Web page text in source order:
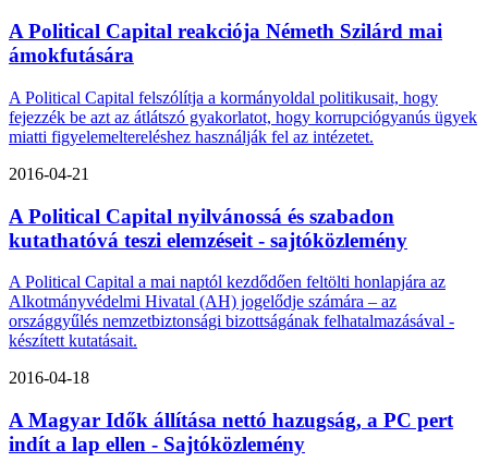
A Political Capital reakciója Németh Szilárd mai
ámokfutására
A Political Capital felszólítja a kormányoldal politikusait, hogy
fejezzék be azt az átlátszó gyakorlatot, hogy korrupciógyanús ügyek
miatti figyelemeltereléshez használják fel az intézetet.
2016-04-21
A Political Capital nyilvánossá és szabadon
kutathatóvá teszi elemzéseit - sajtóközlemény
A Political Capital a mai naptól kezdődően feltölti honlapjára az
Alkotmányvédelmi Hivatal (AH) jogelődje számára – az
országgyűlés nemzetbiztonsági bizottságának felhatalmazásával -
készített kutatásait.
2016-04-18
A Magyar Idők állítása nettó hazugság, a PC pert
indít a lap ellen - Sajtóközlemény